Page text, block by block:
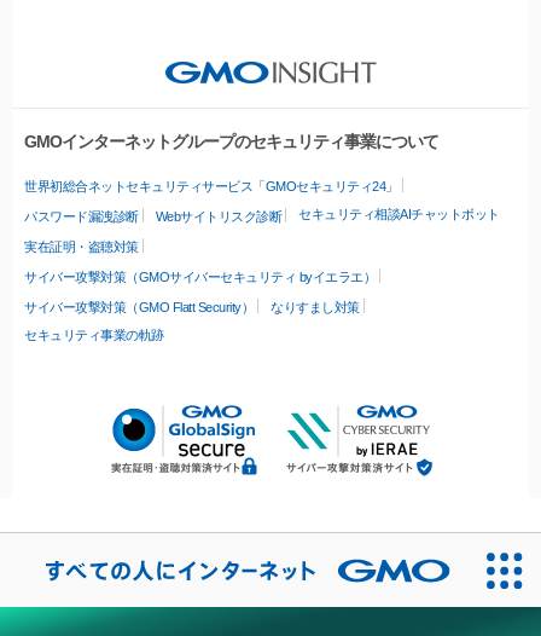
GMOインターネットグループのセキュリティ事業について
世界初総合ネットセキュリティサービス「GMOセキュリティ24」
パスワード漏洩診断 Webサイトリスク診断 セキュリティ相談AIチャットボット
実在証明・盗聴対策
サイバー攻撃対策（GMOサイバーセキュリティ byイエラエ）
サイバー攻撃対策（GMO Flatt Security）
なりすまし対策
セキュリティ事業の軌跡